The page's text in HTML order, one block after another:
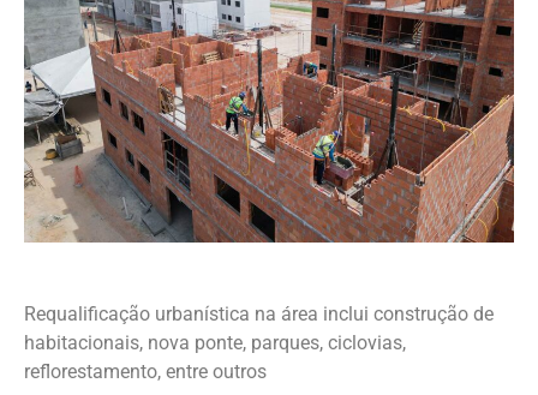
Requalificação urbanística na área inclui construção de
habitacionais, nova ponte, parques, ciclovias,
reflorestamento, entre outros